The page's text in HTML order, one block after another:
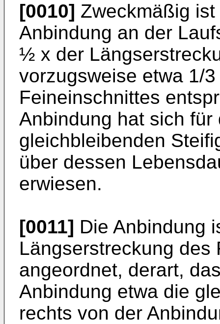
[0010] Zweckmäßig
Anbindung an der
½ x der
vorzugsweise etwa 1/
Feineinschnittes
Anbindung hat sich für
gleichbleibenden
über dessen
erwiesen.
[0011] Die Anbindung
Längserstreckung des
angeordnet, derart,
Anbindung etwa die
rechts von der